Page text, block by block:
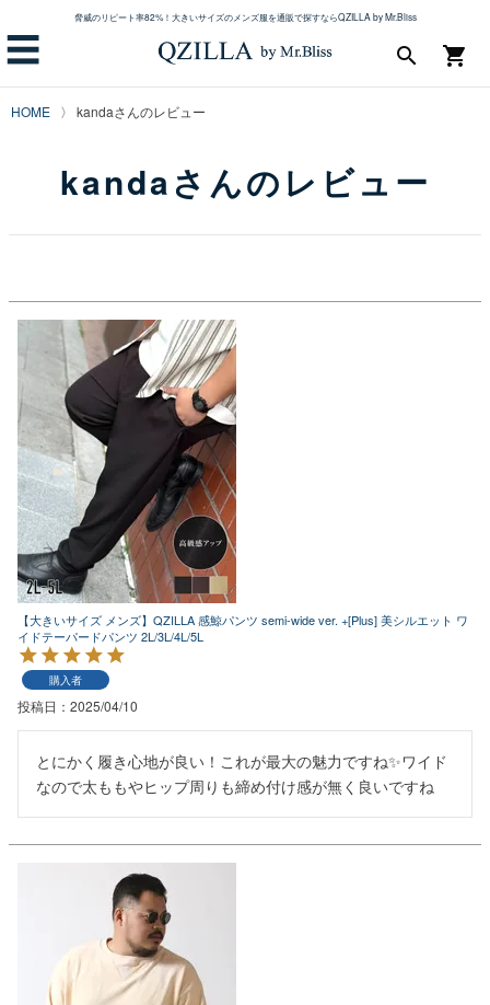
脅威のリピート率82%！大きいサイズのメンズ服を通販で探すならQZILLA by Mr.Bliss
☰ shopping_cart
search
HOME kandaさんのレビュー
kandaさんのレビュー
【大きいサイズ メンズ】QZILLA 感鯨パンツ semi-wide ver. +[Plus] 美シルエット ワ
イドテーパードパンツ 2L/3L/4L/5L
購入者
投稿日 2025/04/10
とにかく履き心地が良い！これが最大の魅力ですね✨ワイド
なので太ももやヒップ周りも締め付け感が無く良いですね